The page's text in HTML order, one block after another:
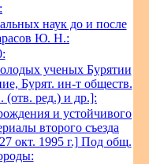
наук до и после
Ю. Н.:
ученых Бурятии
Бурят. ин-т обществ.
(отв. ред.) и др.]:
и устойчивого
второго съезда
окт. 1995 г.] Под общ.